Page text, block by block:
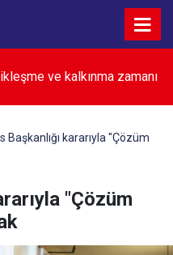
ve kalkınma zamanı
son rakibi belli oldu
Başkanlığı kararıyla "Çözüm
"Çözüm